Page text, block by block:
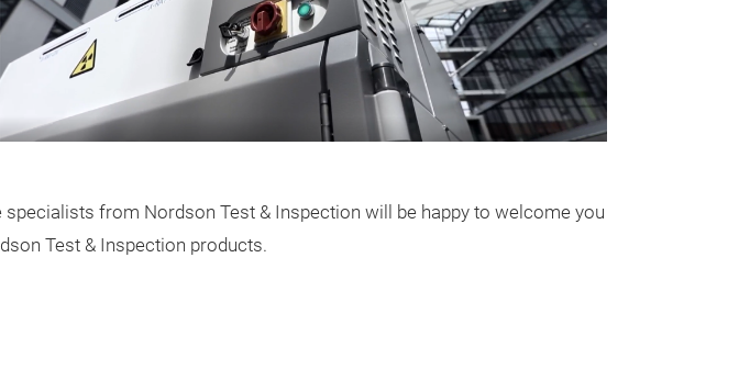
from Nordson Test & Inspection will be happy to welcome you
Test & Inspection products.